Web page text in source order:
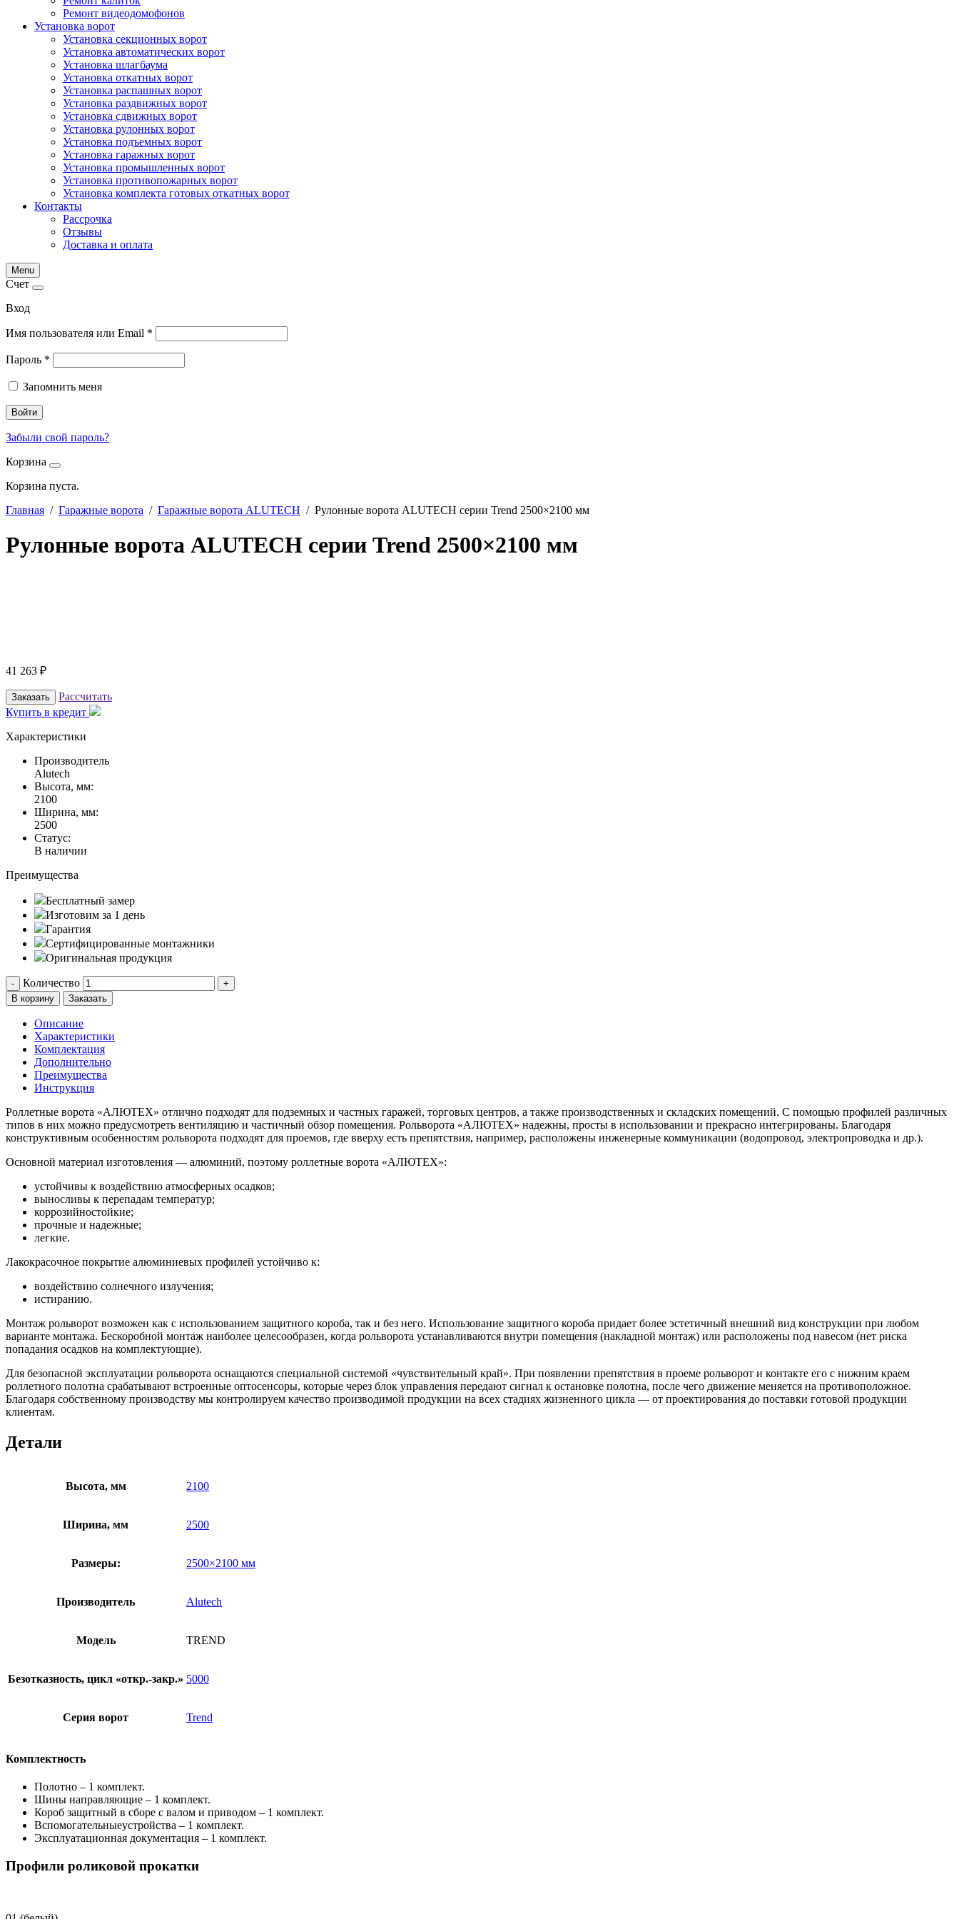
Ремонт видеодомофонов
Установка ворот
Установка секционных ворот
Установка автоматических ворот
Установка шлагбаума
Установка откатных ворот
Установка распашных ворот
Установка раздвижных ворот
Установка сдвижных ворот
Установка рулонных ворот
Установка подъемных ворот
Установка гаражных ворот
Установка промышленных ворот
Установка противопожарных ворот
Установка комплекта готовых откатных ворот
Контакты
Рассрочка
Отзывы
Доставка и оплата
Menu
Счет
Вход
Имя пользователя или Email *
Пароль *
Запомнить меня
Войти
Забыли свой пароль?
Корзина
Корзина пуста.
Главная / Гаражные ворота / Гаражные ворота ALUTECH / Рулонные ворота ALUTECH серии Trend 2500×2100 мм
Рулонные ворота ALUTECH серии Trend 2500×2100 мм
41 263 ₽
Заказать
Рассчитать
Купить в кредит
Характеристики
Производитель
Alutech
Высота, мм:
2100
Ширина, мм:
2500
Статус:
В наличии
Преимущества
Бесплатный замер
Изготовим за 1 день
Гарантия
Сертифицированные монтажники
Оригинальная продукция
- Количество
+
В корзину
Заказать
Описание
Характеристики
Комплектация
Дополнительно
Преимущества
Инструкция
Роллетные ворота «АЛЮТЕХ» отлично подходят для подземных и частных гаражей, торговых центров, а также производственных и складских помещений. С помощью профилей различных
типов в них можно предусмотреть вентиляцию и частичный обзор помещения. Рольворота «АЛЮТЕХ» надежны, просты в использовании и прекрасно интегрированы. Благодаря
конструктивным особенностям рольворота подходят для проемов, где вверху есть препятствия, например, расположены инженерные коммуникации (водопровод, электропроводка и др.).
Основной материал изготовления — алюминий, поэтому роллетные ворота «АЛЮТЕХ»:
устойчивы к воздействию атмосферных осадков;
выносливы к перепадам температур;
коррозийностойкие;
прочные и надежные;
легкие.
Лакокрасочное покрытие алюминиевых профилей устойчиво к:
воздействию солнечного излучения;
истиранию.
Монтаж рольворот возможен как с использованием защитного короба, так и без него. Использование защитного короба придает более эстетичный внешний вид конструкции при любом
варианте монтажа. Бескоробной монтаж наиболее целесообразен, когда рольворота устанавливаются внутри помещения (накладной монтаж) или расположены под навесом (нет риска
попадания осадков на комплектующие).
Для безопасной эксплуатации рольворота оснащаются специальной системой «чувствительный край». При появлении препятствия в проеме рольворот и контакте его с нижним краем
роллетного полотна срабатывают встроенные оптосенсоры, которые через блок управления передают сигнал к остановке полотна, после чего движение меняется на противоположное.
Благодаря собственному производству мы контролируем качество производимой продукции на всех стадиях жизненного цикла — от проектирования до поставки готовой продукции
клиентам.
Детали
Высота, мм 2100
Ширина, мм 2500
Размеры: 2500×2100 мм
Производитель Alutech
Модель TREND
Безотказность, цикл «откр.-закр.» 5000
Серия ворот Trend
Комплектность
Полотно – 1 комплект.
Шины направляющие – 1 комплект.
Короб защитный в сборе с валом и приводом – 1 комплект.
Вспомогательныеустройства – 1 комплект.
Эксплуатационная документация – 1 комплект.
Профили роликовой прокатки